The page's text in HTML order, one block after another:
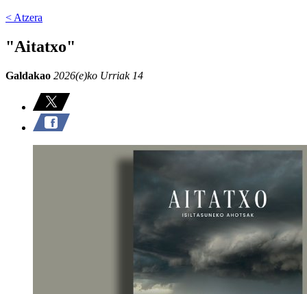
< Atzera
"Aitatxo"
Galdakao 2026(e)ko Urriak 14